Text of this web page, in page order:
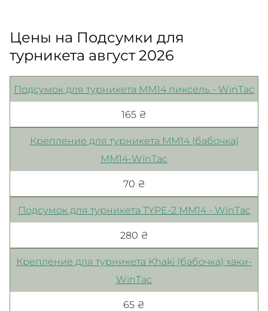
Цены на Подсумки для
турникета август 2026
Подсумок для турникета ММ14 пиксель - WinTac
165 ₴
Крепление для турникета ММ14 (бабочка)
ММ14-WinTac
70 ₴
Подсумок для турникета TYPE-2 ММ14 - WinTac
280 ₴
Крепление для турникета Khaki (бабочка) хаки-
WinTac
65 ₴